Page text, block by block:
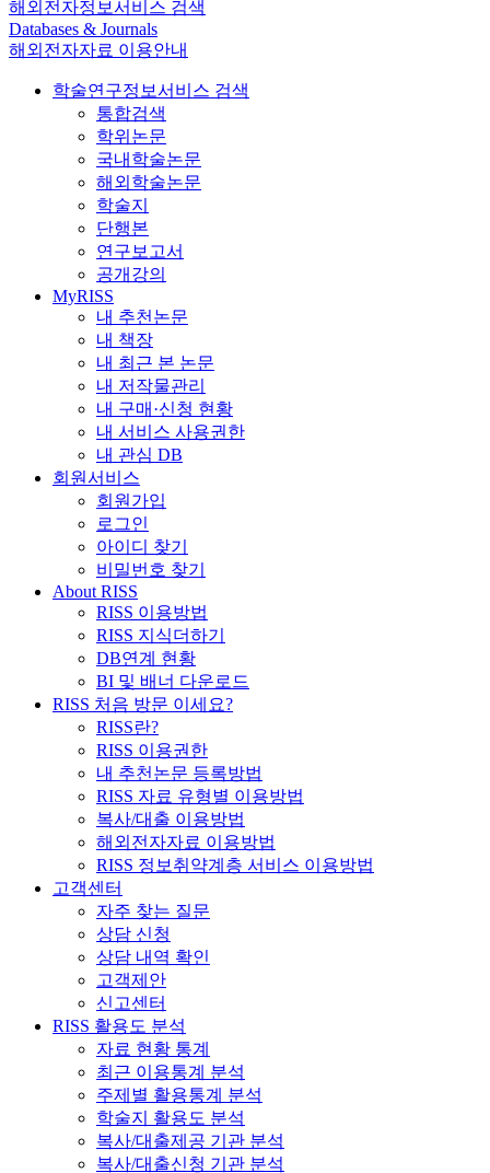
해외전자정보서비스 검색
Databases & Journals
해외전자자료 이용안내
학술연구정보서비스 검색
통합검색
학위논문
국내학술논문
해외학술논문
학술지
단행본
연구보고서
공개강의
MyRISS
내 추천논문
내 책장
내 최근 본 논문
내 저작물관리
내 구매·신청 현황
내 서비스 사용권한
내 관심 DB
회원서비스
회원가입
로그인
아이디 찾기
비밀번호 찾기
About RISS
RISS 이용방법
RISS 지식더하기
DB연계 현황
BI 및 배너 다운로드
RISS 처음 방문 이세요?
RISS란?
RISS 이용권한
내 추천논문 등록방법
RISS 자료 유형별 이용방법
복사/대출 이용방법
해외전자자료 이용방법
RISS 정보취약계층 서비스 이용방법
고객센터
자주 찾는 질문
상담 신청
상담 내역 확인
고객제안
신고센터
RISS 활용도 분석
자료 현황 통계
최근 이용통계 분석
주제별 활용통계 분석
학술지 활용도 분석
복사/대출제공 기관 분석
복사/대출신청 기관 분석